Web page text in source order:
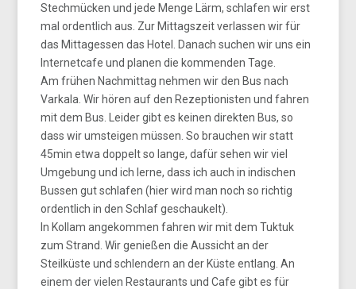
Stechmücken und jede Menge Lärm, schlafen wir erst
mal ordentlich aus. Zur Mittagszeit verlassen wir für
das Mittagessen das Hotel. Danach suchen wir uns ein
Internetcafe und planen die kommenden Tage.
Am frühen Nachmittag nehmen wir den Bus nach
Varkala. Wir hören auf den Rezeptionisten und fahren
mit dem Bus. Leider gibt es keinen direkten Bus, so
dass wir umsteigen müssen. So brauchen wir statt
45min etwa doppelt so lange, dafür sehen wir viel
Umgebung und ich lerne, dass ich auch in indischen
Bussen gut schlafen (hier wird man noch so richtig
ordentlich in den Schlaf geschaukelt).
In Kollam angekommen fahren wir mit dem Tuktuk
zum Strand. Wir genießen die Aussicht an der
Steilküste und schlendern an der Küste entlang. An
einem der vielen Restaurants und Cafe gibt es für